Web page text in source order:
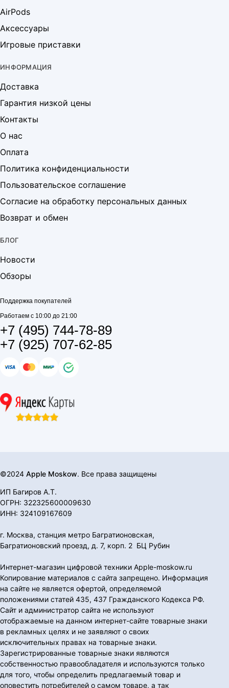
AirPods
Аксессуары
Игровые приставки
ИНФОРМАЦИЯ
Доставка
Гарантия низкой цены
Контакты
О нас
Оплата
Политика конфиденциальности
Пользовательское соглашение
Согласие на обработку персональных данных
Возврат и обмен
БЛОГ
Новости
Обзоры
Поддержка покупателей
Работаем с 10:00 до 21:00
+7 (495) 744-78-89
+7 (925) 707-62-85
©2024 Apple Moskow. Все права защищены
ИП Багиров А.Т.
ОГРН: 322325600009630
ИНН: 324109167609
г. Москва, станция метро Багратионовская,
Багратионовский проезд, д. 7, корп. 2 БЦ Рубин
Интернет-магазин цифровой техники Apple-moskow.ru
Копирование материалов с сайта запрещено. Информация
на сайте не является офертой, определяемой
положениями статей 435, 437 Гражданского Кодекса РФ.
Сайт и администратор сайта не используют
отображаемые на данном интернет-сайте товарные знаки
в рекламных целях и не заявляют о своих
исключительных правах на товарные знаки.
Зарегистрированные товарные знаки являются
собственностью правообладателя и используются только
для того, чтобы определить предлагаемый товар и
оповестить потребителей о самом товаре, а так